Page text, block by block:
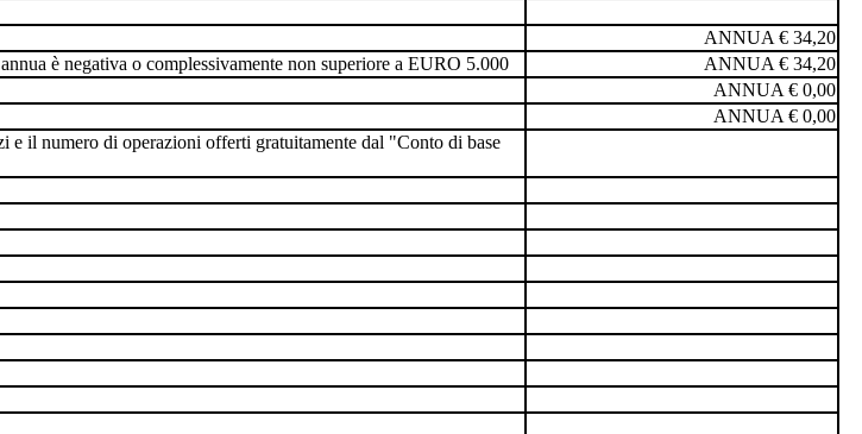
ANNUA € 34,20
è negativa o complessivamente non superiore a EURO 5.000
ANNUA € 34,20
ANNUA € 0,00
ANNUA € 0,00
il numero di operazioni offerti gratuitamente dal "Conto di base